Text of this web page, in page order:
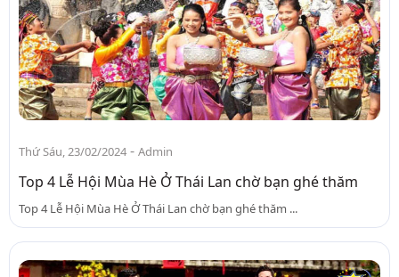
Thứ Sáu, 23/02/2024 - Admin
Top 4 Lễ Hội Mùa Hè Ở Thái Lan chờ bạn ghé thăm
Top 4 Lễ Hội Mùa Hè Ở Thái Lan chờ bạn ghé thăm ...